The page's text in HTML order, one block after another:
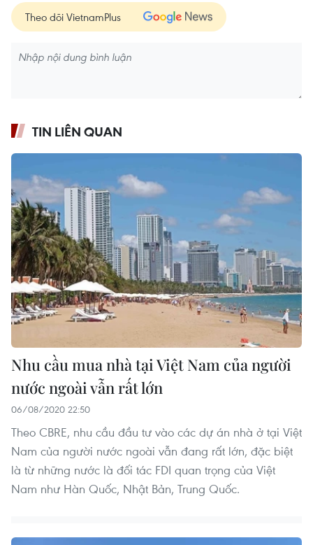
Theo dõi VietnamPlus
TIN LIÊN QUAN
Nhu cầu mua nhà tại Việt Nam của người
nước ngoài vẫn rất lớn
06/08/2020 22:50
Theo CBRE, nhu cầu đầu tư vào các dự án nhà ở tại Việt
Nam của người nước ngoài vẫn đang rất lớn, đặc biệt
là từ những nước là đối tác FDI quan trọng của Việt
Nam như Hàn Quốc, Nhật Bản, Trung Quốc.